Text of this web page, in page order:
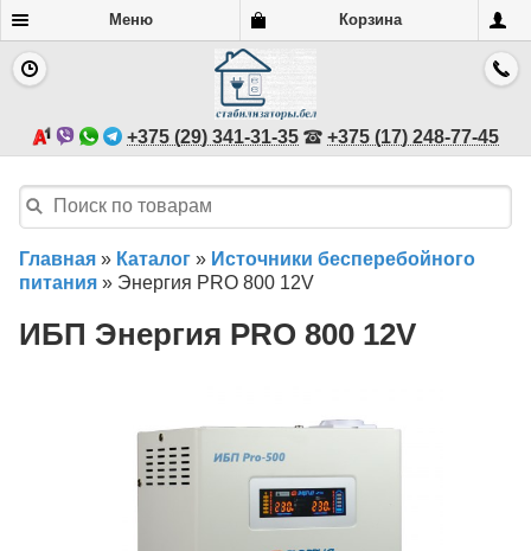
Меню Корзина
+375 (29) 341-31-35 +375 (17) 248-77-45
Главная » Каталог » Источники бесперебойного
питания » Энергия PRO 800 12V
ИБП Энергия PRO 800 12V